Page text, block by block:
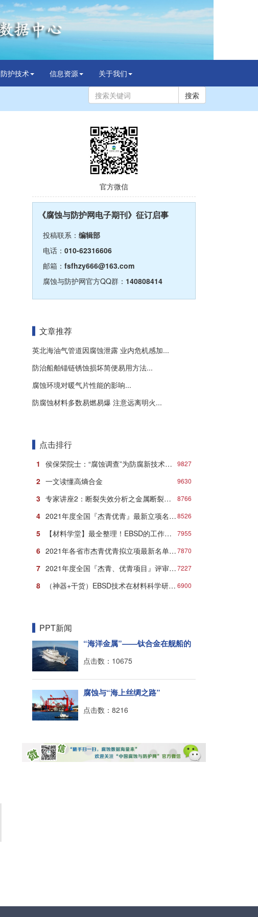
防护技术 信息资源 关于我们
搜索
官方微信
《腐蚀与防护网电子期刊》征订启事
投稿联系： 编辑部
电话： 010-62316606
邮箱： fsfhzy666@163.com
腐蚀与防护网官方QQ群： 140808414
文章推荐
英北海油气管道因腐蚀泄露 业内危机感加...
防治船舶锚链锈蚀损坏简便易用方法...
腐蚀环境对暖气片性能的影响...
防腐蚀材料多数易燃易爆 注意远离明火...
点击排行
9827
1 侯保荣院士：“腐蚀调查”为防腐新技术推广应用打响第一炮
9630
2 一文读懂高熵合金
8766
3 专家讲座2：断裂失效分析之金属断裂的微观机理与典型形貌
8526
4 2021年度全国『杰青优青』最新立项名单汇总发布！
7955
5 【材料学堂】最全整理！EBSD的工作原理、结构、操作及分析方法！
7870
6 2021年各省市杰青优青拟立项最新名单：近千人入选！
7227
7 2021年度全国『杰青、优青项目』评审立项最新名单
6900
8 （神器+干货）EBSD技术在材料科学研究中的妙用
PPT新闻
“海洋金属”——钛合金在舰船的
点击数：10675
腐蚀与“海上丝绸之路”
点击数：8216